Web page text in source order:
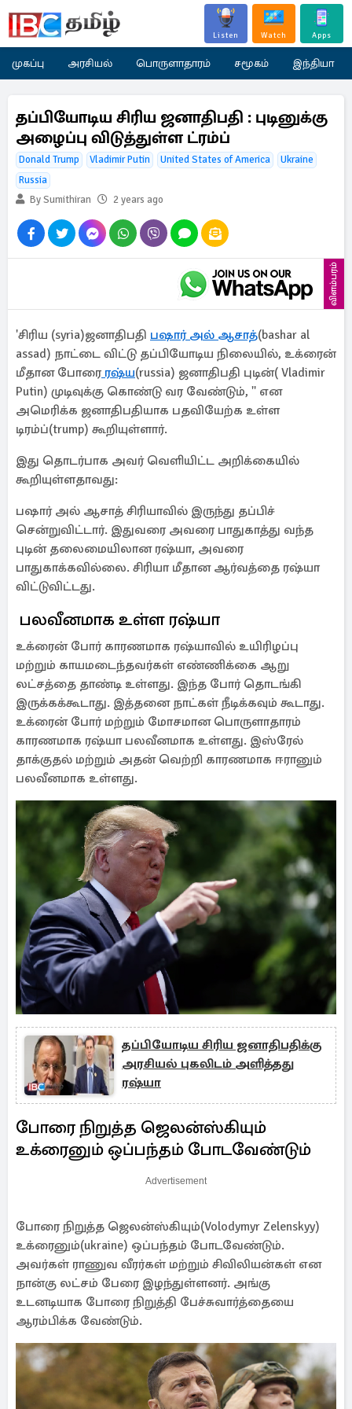
Listen Watch Apps
முகப்பு அரசியல் பொருளாதாரம் சமூகம் இந்தியா
தப்பியோடிய சிரிய ஜனாதிபதி : புடினுக்கு
அழைப்பு விடுத்துள்ள ட்ரம்ப்
Donald Trump Vladimir Putin United States of America
Ukraine
Russia
By Sumithiran
2 years ago
விளம்பரம்
'சிரிய (syria)ஜனாதிபதி பஷார் அல் ஆசாத்(bashar al
assad) நாட்டை விட்டு தப்பியோடிய நிலையில், உக்ரைன்
மீதான போரை ரஷ்ய(russia) ஜனாதிபதி புடின்( Vladimir
Putin) முடிவுக்கு கொண்டு வர வேண்டும், '' என
அமெரிக்க ஜனாதிபதியாக பதவியேற்க உள்ள
டிரம்ப்(trump) கூறியுள்ளார்.
இது தொடர்பாக அவர் வெளியிட்ட அறிக்கையில்
கூறியுள்ளதாவது:
பஷார் அல் ஆசாத் சிரியாவில் இருந்து தப்பிச்
சென்றுவிட்டார். இதுவரை அவரை பாதுகாத்து வந்த
புடின் தலைமையிலான ரஷ்யா, அவரை
பாதுகாக்கவில்லை. சிரியா மீதான ஆர்வத்தை ரஷ்யா
விட்டுவிட்டது.
பலவீனமாக உள்ள ரஷ்யா
உக்ரைன் போர் காரணமாக ரஷ்யாவில் உயிரிழப்பு
மற்றும் காயமடைந்தவர்கள் எண்ணிக்கை ஆறு
லட்சத்தை தாண்டி உள்ளது. இந்த போர் தொடங்கி
இருக்கக்கூடாது. இத்தனை நாட்கள் நீடிக்கவும் கூடாது.
உக்ரைன் போர் மற்றும் மோசமான பொருளாதாரம்
காரணமாக ரஷ்யா பலவீனமாக உள்ளது. இஸ்ரேல்
தாக்குதல் மற்றும் அதன் வெற்றி காரணமாக ஈரானும்
பலவீனமாக உள்ளது.
தப்பியோடிய சிரிய ஜனாதிபதிக்கு
அரசியல் புகலிடம் அளித்தது
ரஷ்யா
போரை நிறுத்த ஜெலன்ஸ்கியும்
உக்ரைனும் ஒப்பந்தம் போடவேண்டும்
Advertisement
போரை நிறுத்த ஜெலன்ஸ்கியும்(Volodymyr Zelenskyy)
உக்ரைனும்(ukraine) ஒப்பந்தம் போடவேண்டும்.
அவர்கள் ராணுவ வீரர்கள் மற்றும் சிவிலியன்கள் என
நான்கு லட்சம் பேரை இழந்துள்ளனர். அங்கு
உடனடியாக போரை நிறுத்தி பேச்சுவார்த்தையை
ஆரம்பிக்க வேண்டும்.